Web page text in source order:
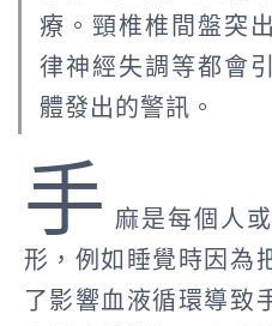
療。頸椎椎間盤突
律神經失調等都會
體發出的警訊。
手 麻是每個人
形，例如睡覺時因為
了影響血液循環導致